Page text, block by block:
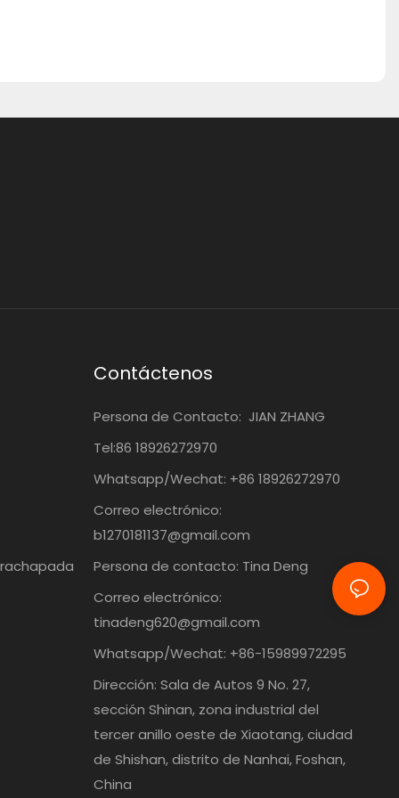
Contáctenos
Persona de Contacto: JIAN ZHANG
Tel:86 18926272970
Whatsapp/Wechat: +86 18926272970
Correo electrónico:
b1270181137@gmail.com
Persona de contacto: Tina Deng
Correo electrónico:
tinadeng620@gmail.com
Whatsapp/Wechat: +86-15989972295
Dirección: Sala de Autos 9 No. 27,
sección Shinan, zona industrial del
tercer anillo oeste de Xiaotang, ciudad
de Shishan, distrito de Nanhai, Foshan,
China